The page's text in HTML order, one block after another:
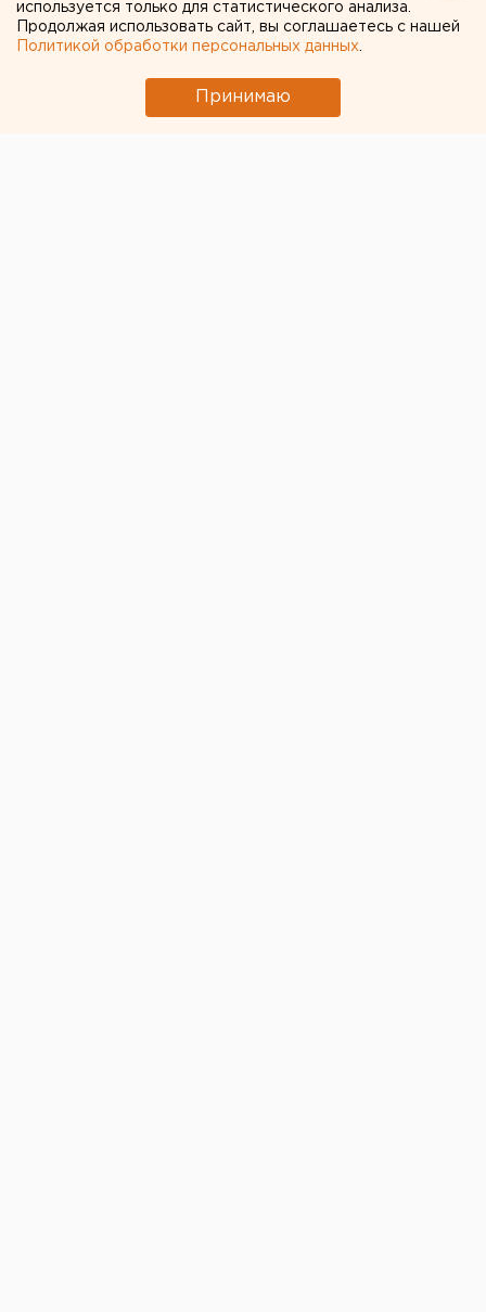
Вчера, 10 февраля, в одном из домов поселка
Трубный Сосновского района нашли тела пожилых
пресс-службе следственного управления СКР по
используется только для статистического анализа.
Продолжая использовать сайт, вы соглашаетесь с нашей
Политикой обработки персональных данных
Принимаю